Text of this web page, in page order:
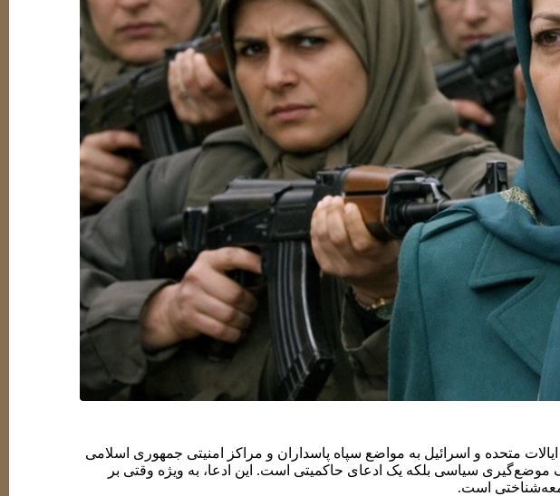
متحده و اسرائیل به مواضع سپاه پاسداران و مراکز امنیتی جمهوری اسلامی
سیاسی بلکه یک ادعای حاکمیتی است. این ادعا، به ویژه وقتی بر
است.